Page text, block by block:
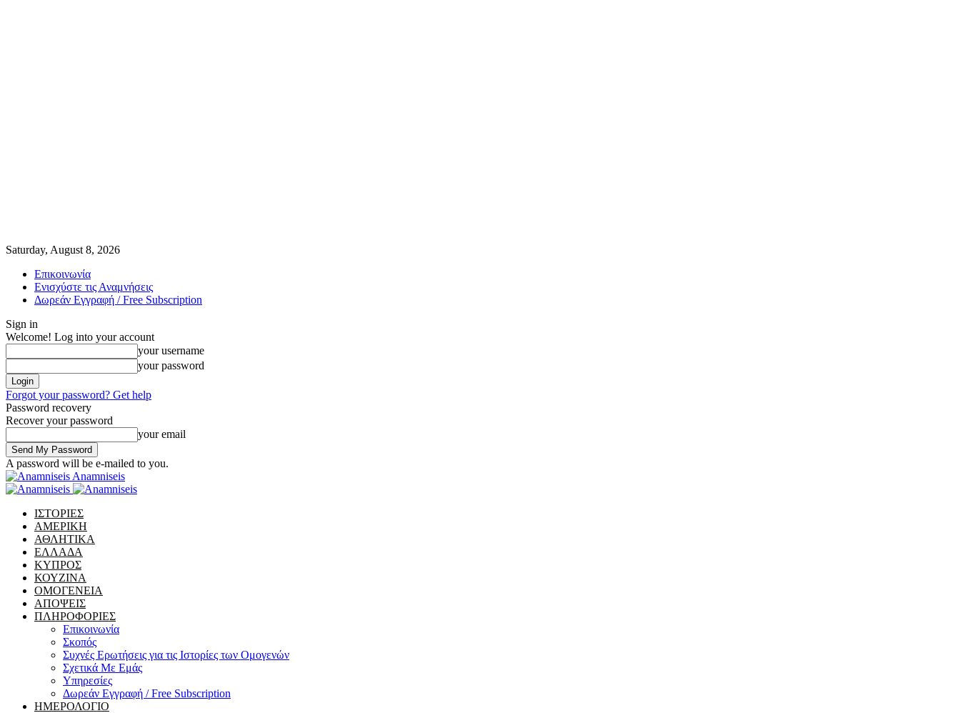
Saturday, August 8, 2026
Επικοινωνία
Ενισχύστε τις Αναμνήσεις
Δωρεάν Εγγραφή / Free Subscription
Sign in
Welcome! Log into your account
your username
your password
Forgot your password? Get help
Password recovery
Recover your password
your email
A password will be e-mailed to you.
Anamniseis
ΙΣΤΟΡΙΕΣ
ΑΜΕΡΙΚΗ
ΑΘΛΗΤΙΚΑ
ΕΛΛΑΔΑ
ΚΥΠΡΟΣ
ΚΟΥΖΙΝΑ
ΟΜΟΓΕΝΕΙΑ
ΑΠΟΨΕΙΣ
ΠΛΗΡΟΦΟΡΙΕΣ
Επικοινωνία
Σκοπός
Συχνές Ερωτήσεις για τις Ιστορίες των Ομογενών
Σχετικά Με Εμάς
Υπηρεσίες
Δωρεάν Εγγραφή / Free Subscription
ΗΜΕΡΟΛΟΓΙΟ